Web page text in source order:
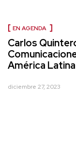
EN AGENDA
Carlos
América Latina
diciembre 27, 2023